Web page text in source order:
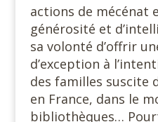
actions de mécénat
générosité et
sa volonté d’offrir
d’exception à
des familles suscite
en France, dans le
bibliothèques…